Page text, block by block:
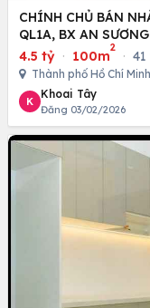
CHÍNH CHỦ BÁN
QL1A, BX AN
4.5 tỷ · 100m
2
·
Thành phố Hồ Chí Minh
K
Khoai Tây
Đăng 03/02/2026